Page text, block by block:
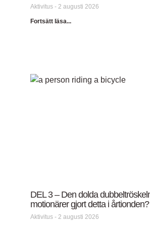
Aktivitus 2 augusti 2026
Fortsätt läsa...
DEL 3 – Den dolda
motionärer gjort detta i årtionden?
Aktivitus 2 augusti 2026